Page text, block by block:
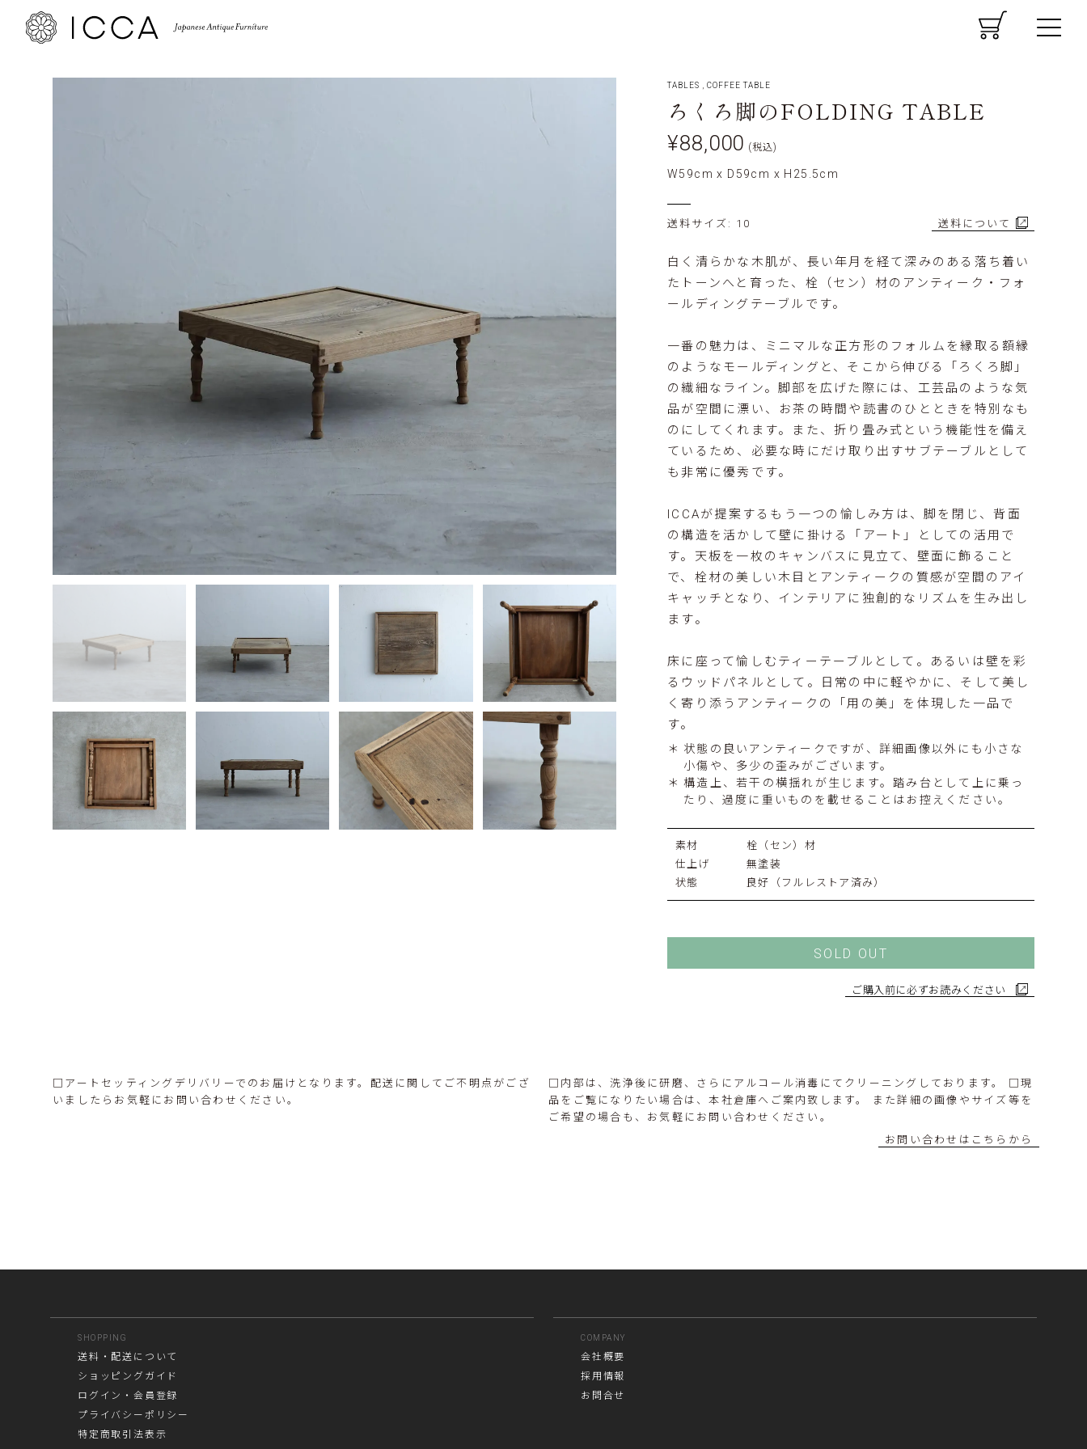
CART MENU
TABLES ,COFFEE TABLE
ろくろ脚のFOLDING TABLE
¥88,000 (税込)
W59cm x D59cm x H25.5cm
送料サイズ: 10 送料について
白く清らかな木肌が、長い年月を経て深みのある落ち着い
たトーンへと育った、栓（セン）材のアンティーク・フォ
ールディングテーブルです。
一番の魅力は、ミニマルな正方形のフォルムを縁取る額縁
のようなモールディングと、そこから伸びる「ろくろ脚」
の繊細なライン。脚部を広げた際には、工芸品のような気
品が空間に漂い、お茶の時間や読書のひとときを特別なも
のにしてくれます。また、折り畳み式という機能性を備え
ているため、必要な時にだけ取り出すサブテーブルとして
も非常に優秀です。
ICCAが提案するもう一つの愉しみ方は、脚を閉じ、背面
の構造を活かして壁に掛ける「アート」としての活用で
す。天板を一枚のキャンバスに見立て、壁面に飾ること
で、栓材の美しい木目とアンティークの質感が空間のアイ
キャッチとなり、インテリアに独創的なリズムを生み出し
ます。
床に座って愉しむティーテーブルとして。あるいは壁を彩
るウッドパネルとして。日常の中に軽やかに、そして美し
く寄り添うアンティークの「用の美」を体現した一品で
す。
状態の良いアンティークですが、詳細画像以外にも小さな
小傷や、多少の歪みがございます。
構造上、若干の横揺れが生じます。踏み台として上に乗っ
たり、過度に重いものを載せることはお控えください。
素材
栓（セン）材
仕上げ
無塗装
状態
良好（フルレストア済み）
SOLD OUT
ご購入前に必ずお読みください
□アートセッティングデリバリーでのお届けとなります。配送に関してご不明点がござ
いましたらお気軽にお問い合わせください。
□内部は、洗浄後に研磨、さらにアルコール消毒にてクリーニングしております。 □現
品をご覧になりたい場合は、本社倉庫へご案内致します。 また詳細の画像やサイズ等を
ご希望の場合も、お気軽にお問い合わせください。
お問い合わせはこちらから
SHOPPING
送料・配送について
ショッピングガイド
ログイン・会員登録
プライバシーポリシー
特定商取引法表示
COMPANY
会社概要
採用情報
お問合せ